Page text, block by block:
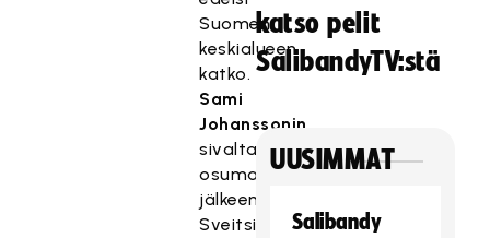
Suomen
keskialueen
katko.
Sami
Johanssonin
sivaltaman
osuman
jälkeen
Sveitsi
katso pelit
SalibandyTV:stä
UUSIMMAT
Salibandy